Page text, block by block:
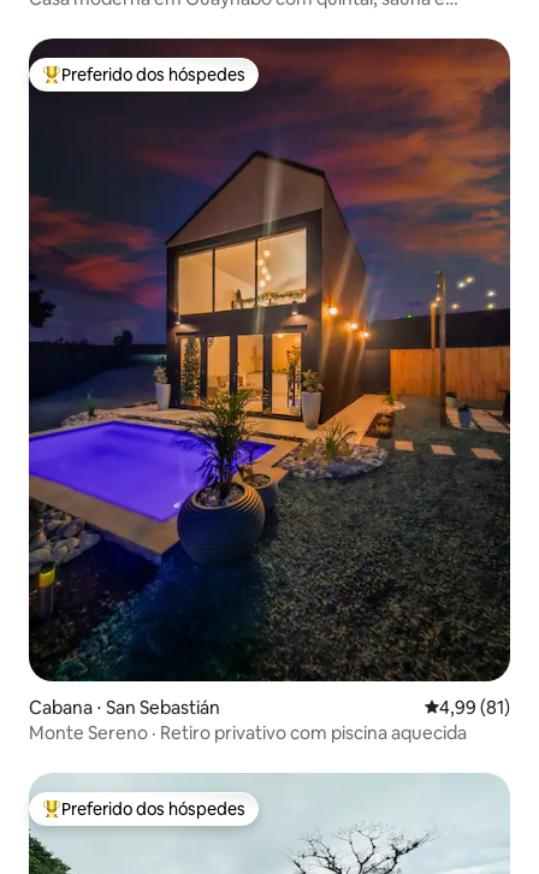
Entre os melhores preferidos dos hóspedes
Preferido dos hóspedes
Cabana ⋅ San Sebastián 4,99 de uma
4,99 (81)
Monte Sereno · Retiro privativo com piscina aquecida
Entre os melhores preferidos dos hóspedes
Preferido dos hóspedes